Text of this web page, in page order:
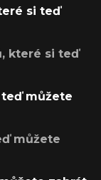
si teď
které si teď
můžete
můžete